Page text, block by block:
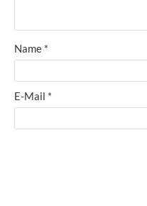
Name *
E-Mail *